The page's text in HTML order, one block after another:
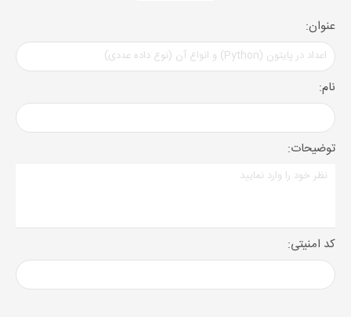
عنوان:
نام:
توضیحات:
کد امنیتی: